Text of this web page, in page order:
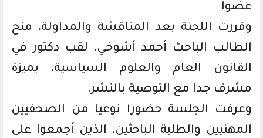
عضوا
وقررت اللجنة بعد المناقشة والمداولة، منح
الطالب الباحث أحمد أشوخي، لقب دكتور في
القانون العام والعلوم السياسية، بميزة
مشرف جدا مع التوصية بالنشر.
وعرفت الجلسة حضورا نوعيا من الصحفيين
المهنيين والطلبة الباحثين، الذين أجمعوا على